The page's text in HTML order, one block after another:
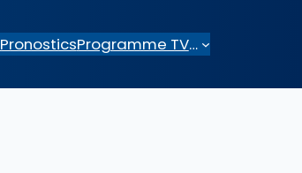
PronosticsProgramme TV…